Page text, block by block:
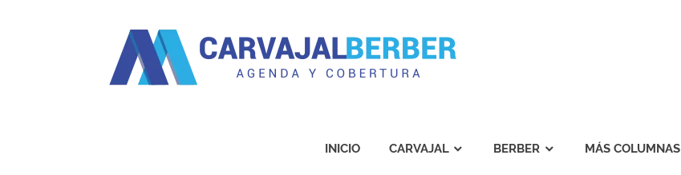
INICIO CARVAJAL BERBER MÁS COLUMNAS